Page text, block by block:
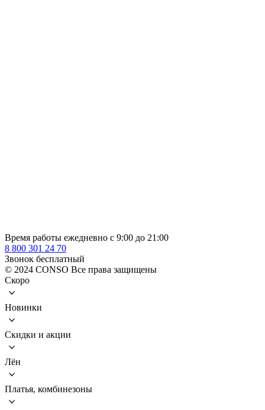
Время работы ежедневно с 9:00 до 21:00
8 800 301 24 70
Звонок бесплатный
© 2024 CONSO Все права защищены
Скоро
Новинки
Скидки и акции
Лён
Платья, комбинезоны